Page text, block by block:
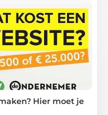
Hier moet je